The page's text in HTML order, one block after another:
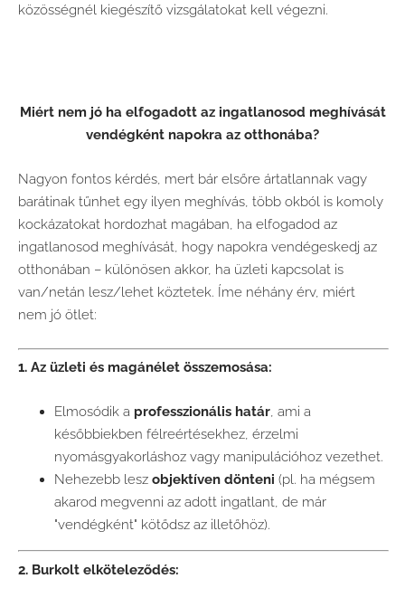
közösségnél kiegészítő vizsgálatokat kell végezni.
Miért nem jó ha elfogadott az ingatlanosod meghívását
vendégként napokra az otthonába?
Nagyon fontos kérdés, mert bár elsőre ártatlannak vagy
barátinak tűnhet egy ilyen meghívás, több okból is komoly
kockázatokat hordozhat magában, ha elfogadod az
ingatlanosod meghívását, hogy napokra vendégeskedj az
otthonában – különösen akkor, ha üzleti kapcsolat is
van/netán lesz/lehet köztetek. Íme néhány érv, miért
nem jó ötlet:
1. Az üzleti és magánélet összemosása:
Elmosódik a professzionális határ, ami a
későbbiekben félreértésekhez, érzelmi
nyomásgyakorláshoz vagy manipulációhoz vezethet.
Nehezebb lesz objektíven dönteni (pl. ha mégsem
akarod megvenni az adott ingatlant, de már
"vendégként" kötődsz az illetőhöz).
2. Burkolt elköteleződés: